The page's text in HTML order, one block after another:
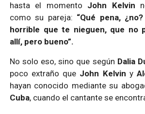
hasta el momento John Kelvin
como su pareja: “Qué pena,
horrible que te nieguen, que no
allí, pero bueno”.
No solo eso, sino que según Dalia
poco extraño que John Kelvin y
hayan conocido mediante su
Cuba, cuando el cantante se